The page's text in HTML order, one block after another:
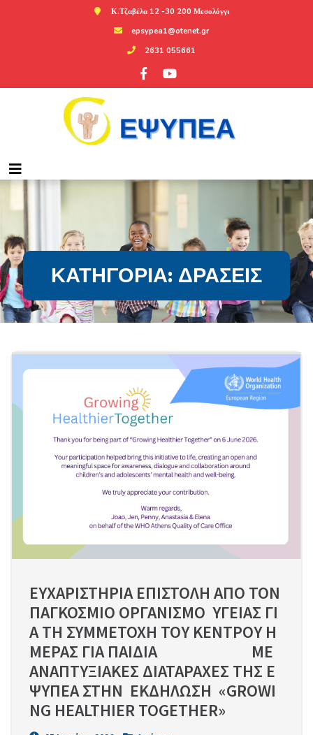
Κ.Τζαβέλα 12 -30 200 Μεσολόγγι
epsypea1@otenet.gr
2631 055661
ΚΑΤΗΓΟΡΊΑ: ΔΡΆΣΕΙΣ
ΕΥΧΑΡΙΣΤΗΡΙΑ ΕΠΙΣΤΟΛΗ ΑΠΟ ΤΟΝ
ΠΑΓΚΟΣΜΙΟ ΟΡΓΑΝΙΣΜΟ  ΥΓΕΙΑΣ ΓΙ
Α ΤΗ ΣΥΜΜΕΤΟΧΗ ΤΟΥ ΚΕΝΤΡΟΥ Η
ΜΕΡΑΣ ΓΙΑ ΠΑΙΔΙΑ                           ΜΕ
ΑΝΑΠΤΥΞΙΑΚΕΣ ΔΙΑΤΑΡΑΧΕΣ ΤΗΣ Ε
ΨΥΠΕΑ ΣΤΗΝ  ΕΚΔΗΛΩΣΗ  «GROWI
NG HEALTHIER TOGETHER»